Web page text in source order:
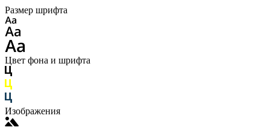
Размер шрифта
Цвет фона и шрифта
Изображения